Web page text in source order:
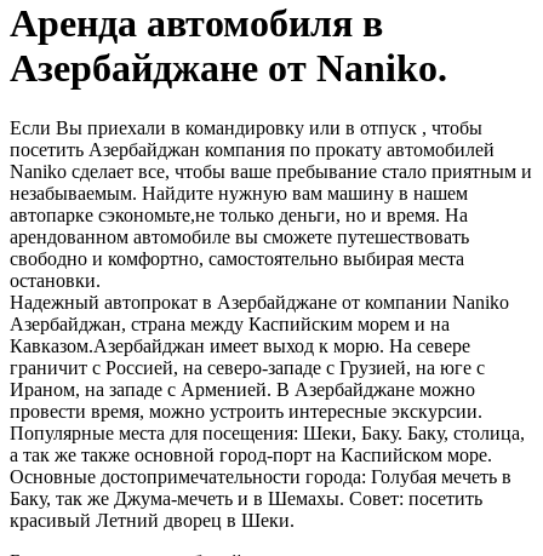
Аренда автомобиля в
Азербайджане от Naniko.
Если Вы приехали в командировку или в отпуск , чтобы
посетить Азербайджан компания по прокату автомобилей
Naniko сделает все, чтобы ваше пребывание стало приятным и
незабываемым. Найдите нужную вам машину в нашем
автопарке сэкономьте,не только деньги, но и время. На
арендованном автомобиле вы сможете путешествовать
свободно и комфортно, самостоятельно выбирая места
остановки.
Надежный автопрокат в Азербайджане от компании Naniko
Азербайджан, страна между Каспийским морем и на
Кавказом.Азербайджан имеет выход к морю. На севере
граничит с Россией, на северо-западе с Грузией, на юге с
Ираном, на западе с Арменией. В Азербайджане можно
провести время, можно устроить интересные экскурсии.
Популярные места для посещения: Шеки, Баку. Баку, столица,
а так же также основной город-порт на Каспийском море.
Основные достопримечательности города: Голубая мечеть в
Баку, так же Джума-мечеть и в Шемахы. Совет: посетить
красивый Летний дворец в Шеки.